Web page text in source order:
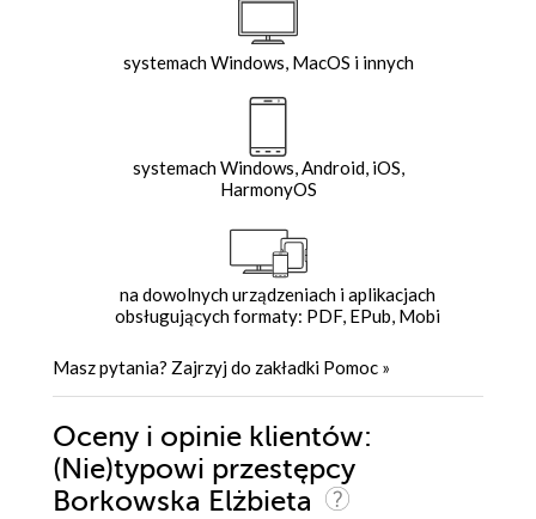
systemach Windows, MacOS i innych
systemach Windows, Android, iOS,
HarmonyOS
na dowolnych urządzeniach i aplikacjach
obsługujących formaty: PDF, EPub, Mobi
Masz pytania? Zajrzyj do zakładki Pomoc »
Oceny i opinie klientów:
(Nie)typowi przestępcy
Borkowska Elżbieta